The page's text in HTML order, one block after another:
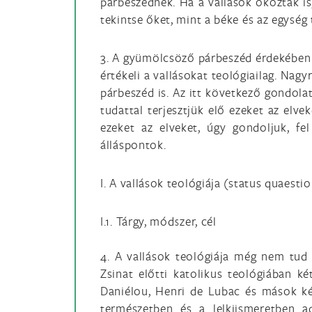
tekintse őket, mint a béke és az
3. A gyümölcsöző párbeszéd
értékeli a vallásokat teológiailag.
párbeszéd is. Az itt következő
tudattal terjesztjük elő ezeket az
ezeket az elveket, úgy gondoljuk,
álláspontok.
I. A vallások teológiája (status
I.1. Tárgy, módszer, cél
4. A vallások teológiája még nem
Zsinat előtti katolikus teológiában
Daniélou, Henri de Lubac és mások
természetben és a lelkiismeretben